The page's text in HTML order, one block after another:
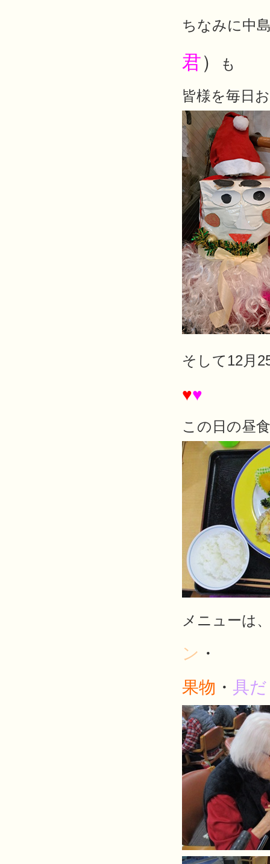
ちなみに中
君）
も
皆様を毎日
そして12月
♥♥
この日の昼
メニューは
ン ・
果物 ・ 具